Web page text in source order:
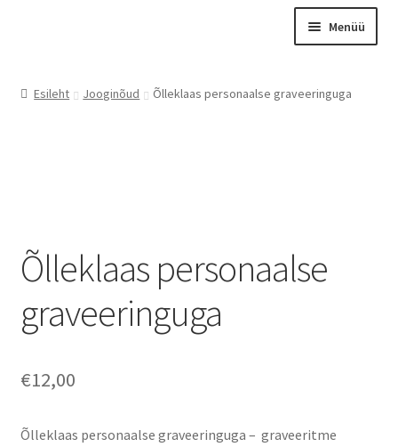
Menüü
Otsing
Instagram
Minu konto
Ostukorv
Kassa
Esileht Jooginõud Õlleklaas personaalse graveeringuga
Õlleklaas personaalse
graveeringuga
€12,00
Õlleklaas personaalse graveeringuga – graveeritme